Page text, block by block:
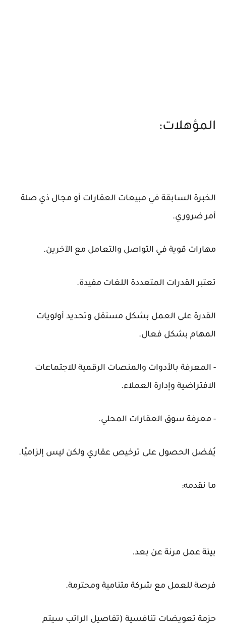
المؤهلات:
الخبرة السابقة في مبيعات العقارات أو مجال ذي صلة
أمر ضروري.
مهارات قوية في التواصل والتعامل مع الآخرين.
تعتبر القدرات المتعددة اللغات مفيدة.
القدرة على العمل بشكل مستقل وتحديد أولويات
المهام بشكل فعال.
- المعرفة بالأدوات والمنصات الرقمية للاجتماعات
الافتراضية وإدارة العملاء.
- معرفة سوق العقارات المحلي.
يُفضل الحصول على ترخيص عقاري ولكن ليس إلزاميًا.
ما نقدمه:
بيئة عمل مرنة عن بعد.
فرصة للعمل مع شركة متنامية ومحترمة.
حزمة تعويضات تنافسية (تفاصيل الراتب سيتم